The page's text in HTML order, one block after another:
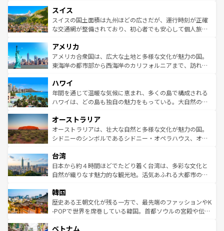
れる地方に足を運ぶとそれぞれで全く異なる文化を体験で
きるだろう。 なお、新着のフランス情報はコンテンツ一覧
を参照してほしい。
は、お酒好きな人にはぜひ体験してほしい。 なお、新着の
ドイツ情報はコンテンツ一覧を参照してほしい。
リアごとに異なる魅力がある。また、優雅なアフタヌーン
ティー、ビール好きにはたまらない英国パブ、サッカー観
戦など、本場だからこそできる体験も豊富。イギリスを旅
ンツ一覧を参照してほしい。
スイス
スイスの国土面積は九州ほどの広さだが、運行時刻が正確
な交通網が整備されており、初心者でも安心して個人旅行
の建物がそのまま残る町や、スイスならではのユニークな
博物館もあり、アルプス観光だけでなく町歩きも満喫する
ことができる。国民の所得が高いため物価も高いが、旅行
ば市内交通費無料で観光を楽しむこともできる。 なお、新
着のスイス情報はコンテンツ一覧 を参照してほしい。
アメリカ
アメリカ合衆国は、広大な土地と多様な文化が魅力の国。
東海岸の都市部から西海岸のカリフォルニアまで、訪れる
のような巨大都市は、観光、ショッピング、エンターテイ
ンメントが詰まった刺激的なスポットだ。一方、アメリカ
西部には大自然が広がり、グランドキャニオンやイエロー
部のニューオーリンズでは、音楽と美食が融合した独特の
文化が魅力。旅行者はアメリカの各地域で異なる魅力を楽
しみながら、その多様性と豊かな歴史を感じることができ
ならではの贅沢な旅のスタイルだ。 なお、新着のアメリカ
情報はコンテンツ一覧を参照してほしい。
ハワイ
年間を通じて温暖な気候に恵まれ、多くの島で構成される
ハワイは、どの島も独自の魅力をもっている。大自然の神
ワイ島は見逃せない。また、定番の観光地といえばオアフ
島だが、静かな自然を求めるならマウイ島やカウアイ島が
おすすめ。エメラルドグリーンに輝く海をはじめ、豊かな
れるおもてなしの心で訪れる人々を迎えてくれるハワイの
人々、おいしいローカルフードやハワイアンミュージッ
ク、伝統的なフラダンスなど、すべてがハワイの魅力を彩
ワイを、存分に味わってほしい。 なお、新着のハワイ情報
はコンテンツ一覧を参照してほしい。
オーストラリア
オーストラリアは、壮大な自然と多様な文化が魅力の国。
シドニーのシンボルであるシドニー・オペラハウス、オー
リアリーフや大陸中央部にそびえるウルル（エアーズロッ
ク）、タスマニアの美しい原生林やケアンズの熱帯雨林な
ど、見どころがたくさん。また、カフェやワイン、オージ
いる。アクティビティも充実しており、サーフィンやダイ
ビング、ハイキングなど、アウトドア好きにはたまらな
い。オーストラリアの多彩な魅力を存分に味わいつくそ
参照してほしい。
台湾
日本から約４時間ほどでたどり着く台湾は、多彩な文化と
自然が織りなす魅力的な観光地。活気あふれる大都市の台
ン）、静ひつな山岳地帯である台湾東部など、都市の喧騒
と山間の静けさが共存しており、訪れる人に新しい発見と
驚きをもたらしてくれる。また、奥深い台湾の食文化も魅
容にもいいと評判のスイーツなど、バラエティ豊かな料理
韓国
歴史ある王朝文化が残る一方で、最先端のファッションやK
-POPで世界を席巻している韓国。首都ソウルの宮殿や伝統
き、地方に足を延ばせば四季折々の自然美を楽しむことが
ベトナム